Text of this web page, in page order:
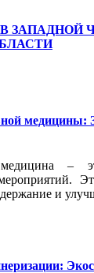
ЗАПАДНОЙ
медицины:
медицина –
и